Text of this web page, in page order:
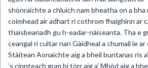
shònraichte a chluich nam bheatha on a bha
coimhead air adhart ri cothrom fhaighinn ar
thaisbeanadh gu h-eadar-nàiseanta. Tha e
ceangal ri cultar nan Gàidheal a chumail le ar
Stàitean Aonaichte aig a bheil buntanas ris
’s cinnteach gum bi tòrr aig a’ Mhòd aig a